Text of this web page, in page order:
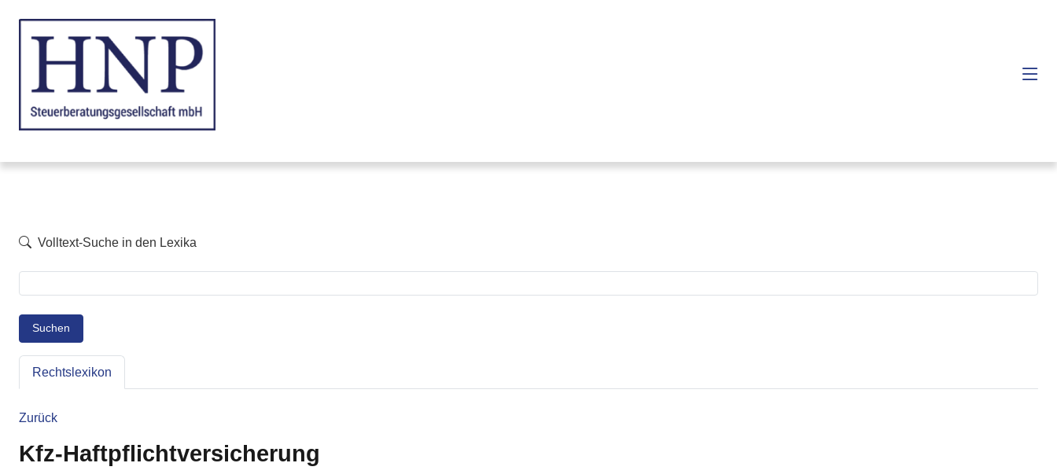
Volltext-Suche in den Lexika
Suchen
Rechtslexikon
Zurück
Kfz-Haftpflichtversicherung